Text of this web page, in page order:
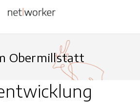
Obermillstatt